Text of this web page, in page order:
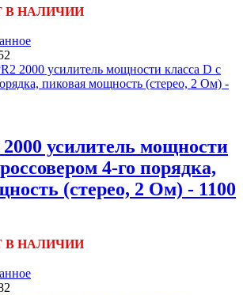
В НАЛИЧИИ
усилитель мощности
4-го порядка,
(стерео, 2 Ом) - 1100
В НАЛИЧИИ